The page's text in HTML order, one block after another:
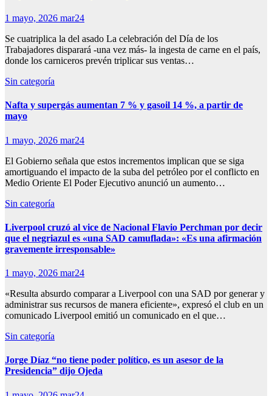
1 mayo, 2026 mar24
Se cuatriplica la del asado La celebración del Día de los
Trabajadores disparará -una vez más- la ingesta de carne en el país,
donde los carniceros prevén triplicar sus ventas…
Sin categoría
Nafta y supergás aumentan 7 % y gasoil 14 %, a partir de
mayo
1 mayo, 2026 mar24
El Gobierno señala que estos incrementos implican que se siga
amortiguando el impacto de la suba del petróleo por el conflicto en
Medio Oriente El Poder Ejecutivo anunció un aumento…
Sin categoría
Liverpool cruzó al vice de Nacional Flavio Perchman por decir
que el negriazul es «una SAD camuflada»: «Es una afirmación
gravemente irresponsable»
1 mayo, 2026 mar24
«Resulta absurdo comparar a Liverpool con una SAD por generar y
administrar sus recursos de manera eficiente», expresó el club en un
comunicado Liverpool emitió un comunicado en el que…
Sin categoría
Jorge Díaz “no tiene poder político, es un asesor de la
Presidencia” dijo Ojeda